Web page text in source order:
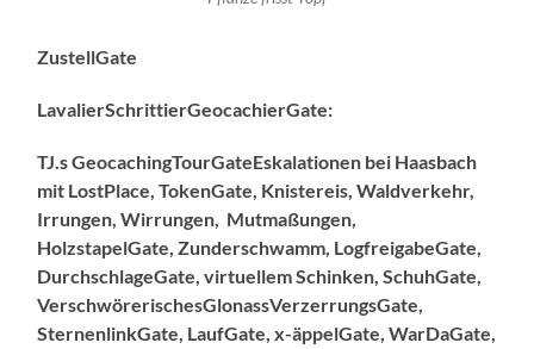
ZustellGate
LavalierSchrittierGeocachierGate:
TJ.s GeocachingTourGateEskalationen bei Haasbach
mit LostPlace, TokenGate, Knistereis, Waldverkehr,
Irrungen, Wirrungen, Mutmaßungen,
HolzstapelGate, Zunderschwamm, LogfreigabeGate,
DurchschlageGate, virtuellem Schinken, SchuhGate,
VerschwörerischesGlonassVerzerrungsGate,
SternenlinkGate, LaufGate, x-äppelGate, WarDaGate,